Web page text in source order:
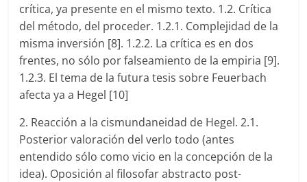
crítica, ya presente en el mismo texto. 1.2. Crítica
del método, del proceder. 1.2.1. Complejidad de la
misma inversión [8]. 1.2.2. La crítica es en dos
frentes, no sólo por falseamiento de la empiria [9].
1.2.3. El tema de la futura tesis sobre Feuerbach
afecta ya a Hegel [10]
2. Reacción a la cismundaneidad de Hegel. 2.1.
Posterior valoración del verlo todo (antes
entendido sólo como vicio en la concepción de la
idea). Oposición al filosofar abstracto post-